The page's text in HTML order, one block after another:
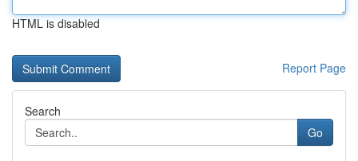
HTML is disabled
Report Page
Search
Go